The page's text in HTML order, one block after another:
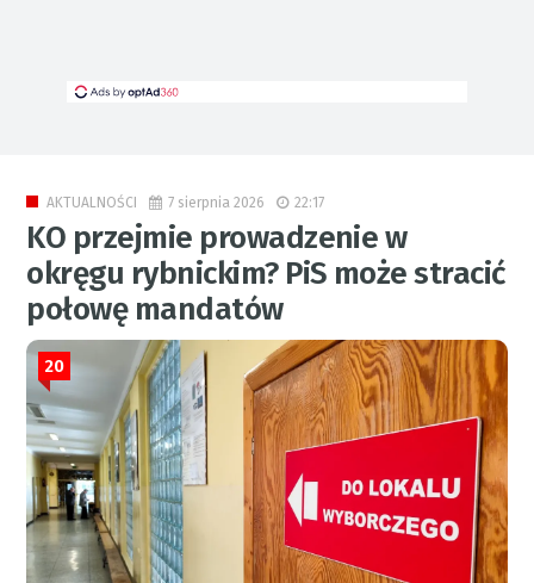
AKTUALNOŚCI 7 sierpnia 2026 22:17
KO przejmie prowadzenie w
okręgu rybnickim? PiS może stracić
połowę mandatów
20